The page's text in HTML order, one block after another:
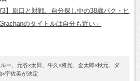
】原口と対戦、自分探し中の38歳パク・ヒ
のタイトルは自分も近い」
ルー、元谷×太田、牛久×将光、金太郎×秋元、ダ
×宇佐美が決定